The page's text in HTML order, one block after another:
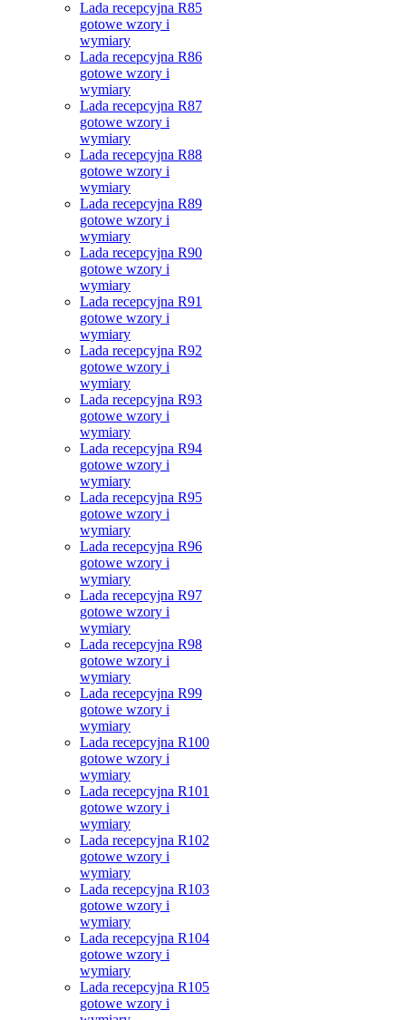
Lada recepcyjna R85
gotowe wzory i
wymiary
Lada recepcyjna R86
gotowe wzory i
wymiary
Lada recepcyjna R87
gotowe wzory i
wymiary
Lada recepcyjna R88
gotowe wzory i
wymiary
Lada recepcyjna R89
gotowe wzory i
wymiary
Lada recepcyjna R90
gotowe wzory i
wymiary
Lada recepcyjna R91
gotowe wzory i
wymiary
Lada recepcyjna R92
gotowe wzory i
wymiary
Lada recepcyjna R93
gotowe wzory i
wymiary
Lada recepcyjna R94
gotowe wzory i
wymiary
Lada recepcyjna R95
gotowe wzory i
wymiary
Lada recepcyjna R96
gotowe wzory i
wymiary
Lada recepcyjna R97
gotowe wzory i
wymiary
Lada recepcyjna R98
gotowe wzory i
wymiary
Lada recepcyjna R99
gotowe wzory i
wymiary
Lada recepcyjna R100
gotowe wzory i
wymiary
Lada recepcyjna R101
gotowe wzory i
wymiary
Lada recepcyjna R102
gotowe wzory i
wymiary
Lada recepcyjna R103
gotowe wzory i
wymiary
Lada recepcyjna R104
gotowe wzory i
wymiary
Lada recepcyjna R105
gotowe wzory i